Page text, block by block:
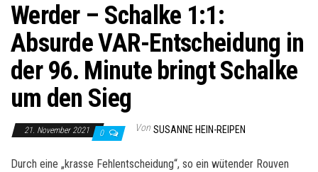
Werder – Schalke 1:1:
Absurde VAR-Entscheidung in
der 96. Minute bringt Schalke
um den Sieg
21. November 2021 0 Von SUSANNE HEIN-REIPEN
Durch eine „krasse Fehlentscheidung“, so ein wütender Rouven